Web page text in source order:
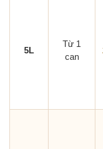
5L
Từ 1
can